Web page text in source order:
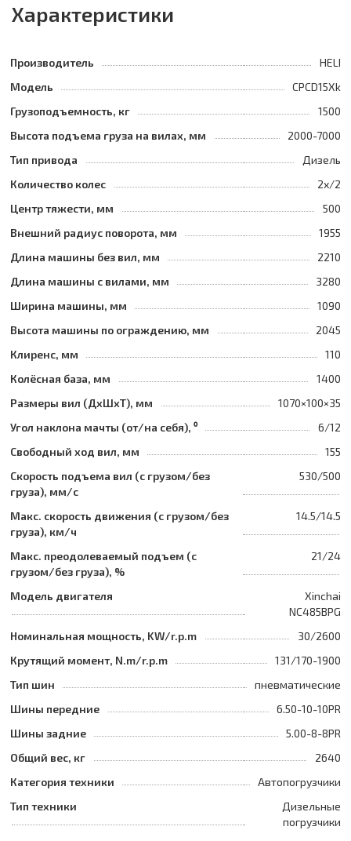
Характеристики
Производитель
HELI
Модель
CPCD15Xk
Грузоподъемность, кг
1500
Высота подъема груза на вилах, мм
2000-7000
Тип привода
Дизель
Количество колес
2х/2
Центр тяжести, мм
500
Внешний радиус поворота, мм
1955
Длина машины без вил, мм
2210
Длина машины с вилами, мм
3280
Ширина машины, мм
1090
Высота машины по ограждению, мм
2045
Клиренс, мм
110
Колёсная база, мм
1400
Размеры вил (ДхШхТ), мм
1070×100×35
Угол наклона мачты (от/на себя), ⁰
6/12
Свободный ход вил, мм
155
Скорость подъема вил (с грузом/без
груза), мм/с
530/500
Макс. скорость движения (с грузом/без
груза), км/ч
14.5/14.5
Макс. преодолеваемый подъем (с
грузом/без груза), %
21/24
Модель двигателя
Xinchai
NC485BPG
Номинальная мощность, KW/r.p.m
30/2600
Крутящий момент, N.m/r.p.m
131/170-1900
Тип шин
пневматические
Шины передние
6.50-10-10PR
Шины задние
5.00-8-8PR
Общий вес, кг
2640
Категория техники
Автопогрузчики
Тип техники
Дизельные
погрузчики